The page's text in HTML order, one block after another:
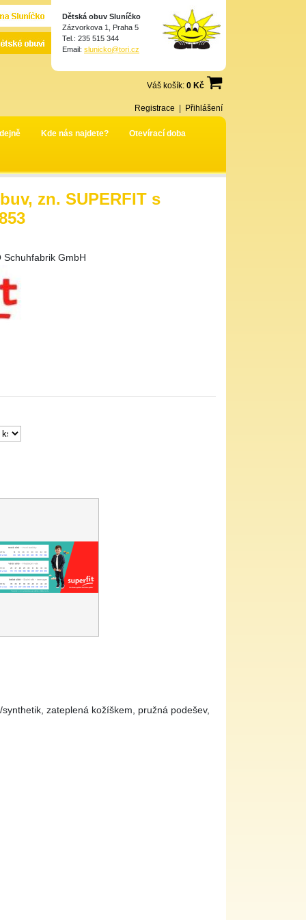
Dětská obuv Sluníčko
Zázvorkova 1, Praha 5
Tel.: 235 515 344
Email: slunicko@tori.cz
Váš košík: 0 Kč
Registrace Přihlášení
Kde nás najdete? Otevírací doba
zn. SUPERFIT s
Schuhfabrik GmbH
zateplená kožíškem, pružná podešev,